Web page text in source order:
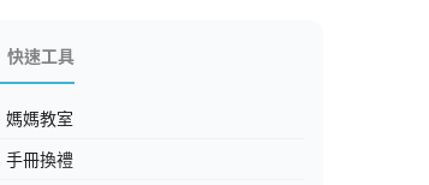
快速工具
媽媽教室
手冊換禮